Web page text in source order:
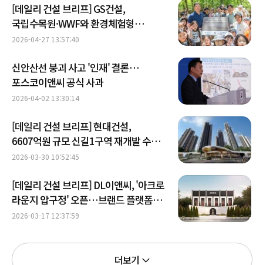
[데일리 건설 브리프] GS건설,
국립수목원·WWF와 환경체험형
사회공헌활동 진행 外
2026-04-27 13:57:40
신안산선 붕괴 사고 '인재' 결론…
포스코이앤씨 공식 사과
2026-04-02 13:30:14
[데일리 건설 브리프] 현대건설,
6607억원 규모 신길1구역 재개발 수주
外
2026-03-30 10:52:45
[데일리 건설 브리프] DL이앤씨, '아크로
라운지 압구정' 오픈…브랜드 플랫폼
확장 外
2026-03-17 12:37:59
더보기